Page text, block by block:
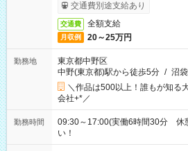
交通費別途支給あり
交通費 全額支給
月収例 20～25万円
勤務地
東京都中野区
中野(東京都)駅から徒歩5分 / 沼
＼作品は500以上！誰もが知る
会社+*／
勤務時間
09:30～17:00(実働6時間30分 休
い！